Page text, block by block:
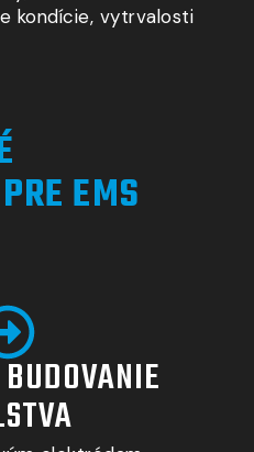
kondície, vytrvalosti
EMS